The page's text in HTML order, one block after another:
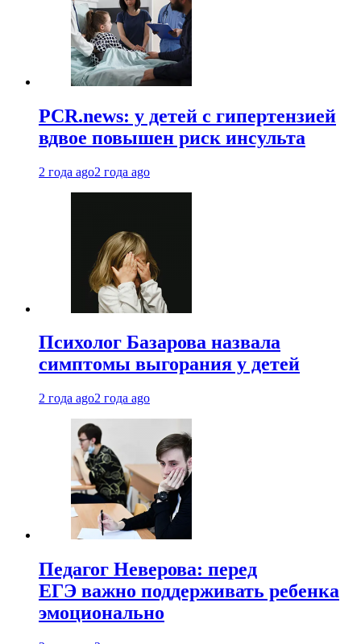
PCR.news: у детей с гипертензией
вдвое повышен риск инсульта
2 года ago2 года ago
Психолог Базарова назвала
симптомы выгорания у детей
2 года ago2 года ago
Педагог Неверова: перед
ЕГЭ важно поддерживать ребенка
эмоционально